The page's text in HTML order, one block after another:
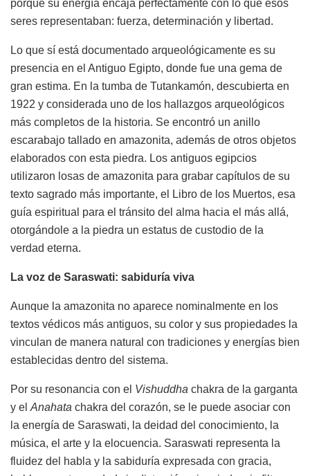
porque su energía encaja perfectamente con lo que esos
seres representaban: fuerza, determinación y libertad.
Lo que sí está documentado arqueológicamente es su
presencia en el Antiguo Egipto, donde fue una gema de
gran estima. En la tumba de Tutankamón, descubierta en
1922 y considerada uno de los hallazgos arqueológicos
más completos de la historia. Se encontró un anillo
escarabajo tallado en amazonita, además de otros objetos
elaborados con esta piedra. Los antiguos egipcios
utilizaron losas de amazonita para grabar capítulos de su
texto sagrado más importante, el Libro de los Muertos, esa
guía espiritual para el tránsito del alma hacia el más allá,
otorgándole a la piedra un estatus de custodio de la
verdad eterna.
La voz de Saraswati: sabiduría viva
Aunque la amazonita no aparece nominalmente en los
textos védicos más antiguos, su color y sus propiedades la
vinculan de manera natural con tradiciones y energías bien
establecidas dentro del sistema.
Por su resonancia con el Vishuddha chakra de la garganta
y el Anahata chakra del corazón, se le puede asociar con
la energía de Saraswati, la deidad del conocimiento, la
música, el arte y la elocuencia. Saraswati representa la
fluidez del habla y la sabiduría expresada con gracia,